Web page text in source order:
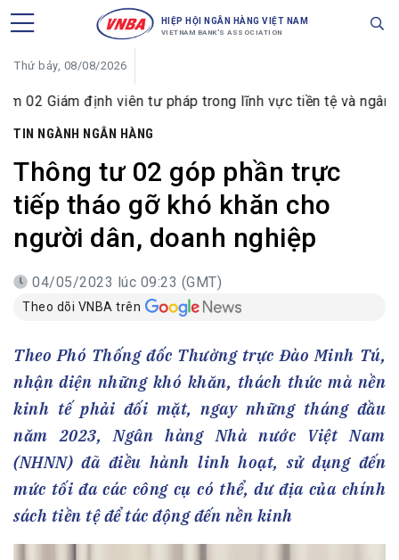
HIỆP HỘI NGÂN HÀNG VIỆT NAM
VIETNAM BANK'S ASSOCIATION
Thứ bảy, 08/08/2026
định viên tư pháp trong lĩnh vực tiền tệ và ngân hàng
TIN NGÀNH NGÂN HÀNG
Thông tư 02 góp phần trực
tiếp tháo gỡ khó khăn cho
người dân, doanh nghiệp
04/05/2023 lúc 09:23 (GMT)
Theo dõi VNBA trên
Theo Phó Thống đốc Thường trực Đào Minh Tú,
nhận diện những khó khăn, thách thức mà nền
kinh tế phải đối mặt, ngay những tháng đầu
năm 2023, Ngân hàng Nhà nước Việt Nam
(NHNN) đã điều hành linh hoạt, sử dụng đến
mức tối đa các công cụ có thể, dư địa của chính
sách tiền tệ để tác động đến nền kinh